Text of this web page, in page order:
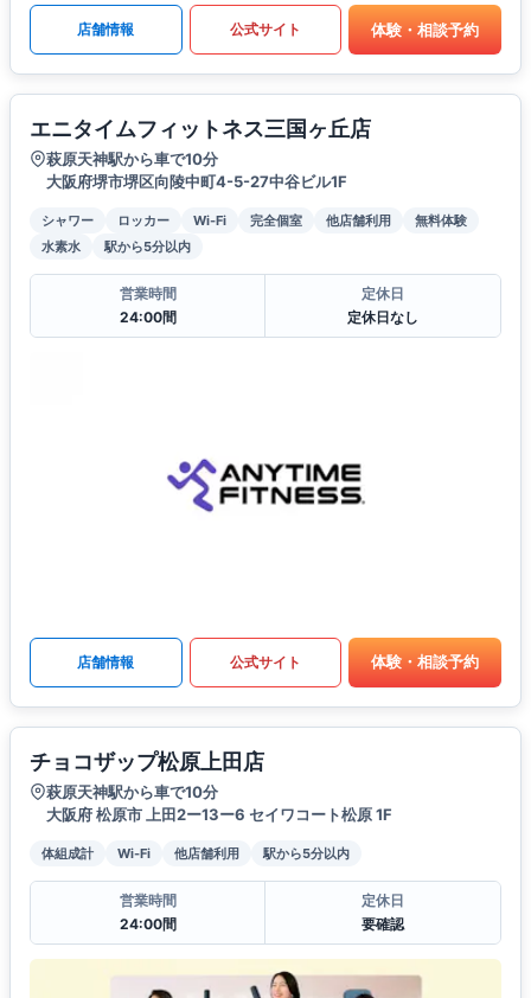
店舗情報 公式サイト 体験・相談予約
エニタイムフィットネス三国ヶ丘店
萩原天神駅から車で10分
大阪府堺市堺区向陵中町4-5-27中谷ビル1F
シャワー ロッカー Wi-Fi 完全個室 他店舗利用
無料体験
水素水
駅から5分以内
営業時間
24:00間
定休日
定休日なし
店舗情報 公式サイト 体験・相談予約
チョコザップ松原上田店
萩原天神駅から車で10分
大阪府 松原市 上田2ー13ー6 セイワコート松原 1F
体組成計 Wi-Fi 他店舗利用 駅から5分以内
営業時間
24:00間
定休日
要確認